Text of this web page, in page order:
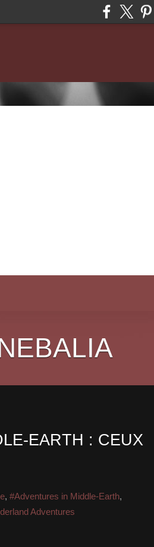
EARTH : CEUX
, #Adventures in Middle-Earth,
Adventures